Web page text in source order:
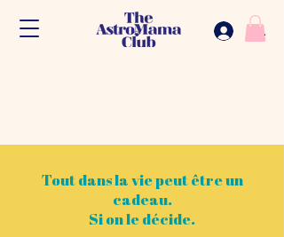
.
Tout dans la vie peut être un
cadeau.
Si on le décide.